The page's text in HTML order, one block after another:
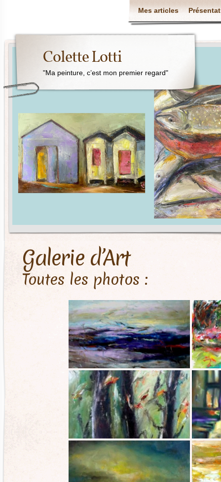
Mes articles
Colette Lotti
"Ma peinture, c’est mon premier regard"
Galerie d’Art
Toutes les photos :